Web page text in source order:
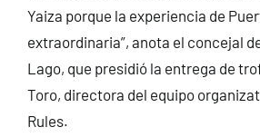
Yaiza porque la experiencia de
extraordinaria”, anota el concejal
Lago, que presidió la entrega de
Toro, directora del equipo
Rules.